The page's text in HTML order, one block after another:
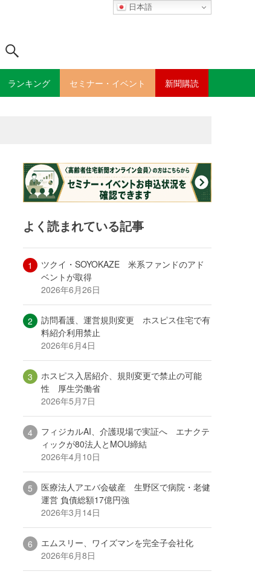
日本語
ランキング セミナー・イベント 新聞購読
よく読まれている記事
ツクイ・SOYOKAZE 米系ファンドのアド
ベントが取得
2026年6月26日
訪問看護、運営規則変更 ホスピス住宅で有
料紹介利用禁止
2026年6月4日
ホスピス入居紹介、規則変更で禁止の可能
性 厚生労働省
2026年5月7日
フィジカルAI、介護現場で実証へ エナクテ
ィックが80法人とMOU締結
2026年4月10日
医療法人アエバ会破産 生野区で病院・老健
運営 負債総額17億円強
2026年3月14日
エムスリー、ワイズマンを完全子会社化
2026年6月8日